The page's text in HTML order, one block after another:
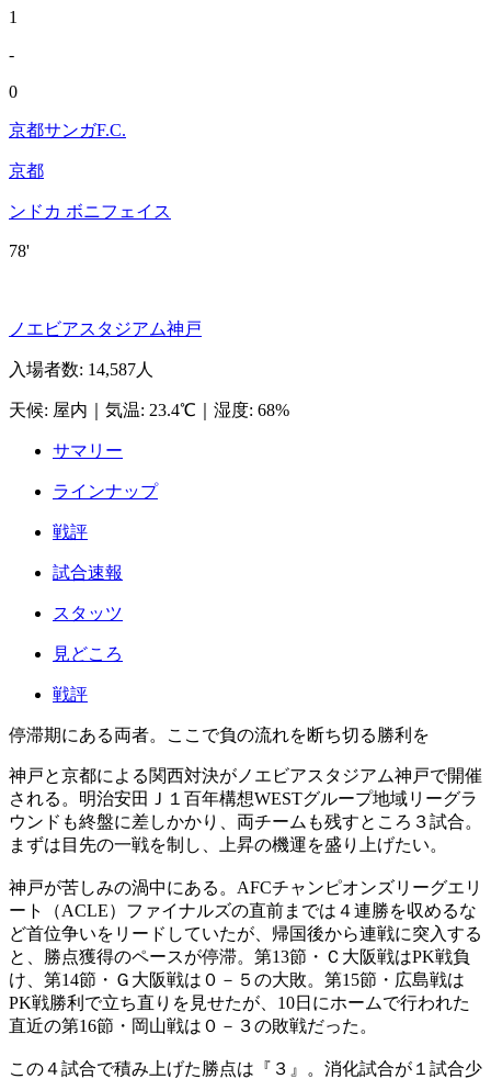
1
-
0
京都サンガF.C.
京都
ンドカ ボニフェイス
78'
ノエビアスタジアム神戸
入場者数: 14,587人
天候: 屋内 気温: 23.4℃ 湿度: 68%
サマリー
ラインナップ
戦評
試合速報
スタッツ
見どころ
戦評
停滞期にある両者。ここで負の流れを断ち切る勝利を
神戸と京都による関西対決がノエビアスタジアム神戸で開催
される。明治安田Ｊ１百年構想WESTグループ地域リーグラ
ウンドも終盤に差しかかり、両チームも残すところ３試合。
まずは目先の一戦を制し、上昇の機運を盛り上げたい。
神戸が苦しみの渦中にある。AFCチャンピオンズリーグエリ
ート（ACLE）ファイナルズの直前までは４連勝を収めるな
ど首位争いをリードしていたが、帰国後から連戦に突入する
と、勝点獲得のペースが停滞。第13節・Ｃ大阪戦はPK戦負
け、第14節・Ｇ大阪戦は０－５の大敗。第15節・広島戦は
PK戦勝利で立ち直りを見せたが、10日にホームで行われた
直近の第16節・岡山戦は０－３の敗戦だった。
この４試合で積み上げた勝点は『３』。消化試合が１試合少